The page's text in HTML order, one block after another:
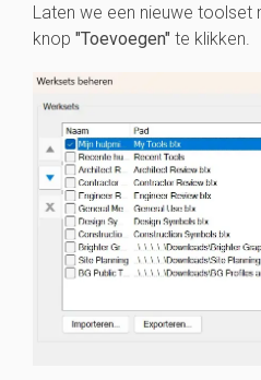
Laten we een nieuwe toolset
knop "Toevoegen" te klikken.